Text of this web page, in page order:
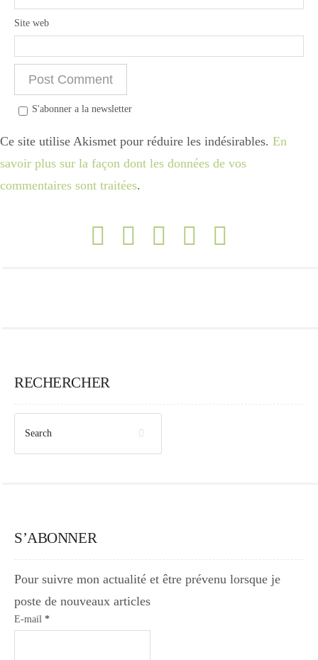
Tuto
apéro
Site web
S'abonner a la newsletter
Ce site utilise Akismet pour réduire les indésirables. En
savoir plus sur la façon dont les données de vos
commentaires sont traitées.
RECHERCHER
S’ABONNER
Pour suivre mon actualité et être prévenu lorsque je
poste de nouveaux articles
E-mail *